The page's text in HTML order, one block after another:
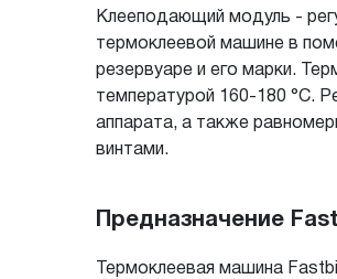
Клееподающий модуль -
термоклеевой машине в
резервуаре и его марки.
температурой 160-180 °С.
аппарата, а также
винтами.
Предназначение
Термоклеевая машина